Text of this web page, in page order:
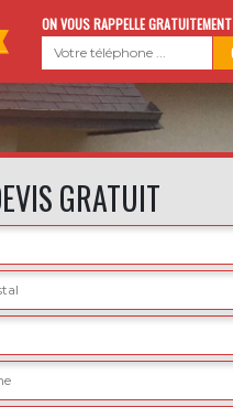
ON VOUS RAPPELLE GRATUITEMENT
GRATUIT